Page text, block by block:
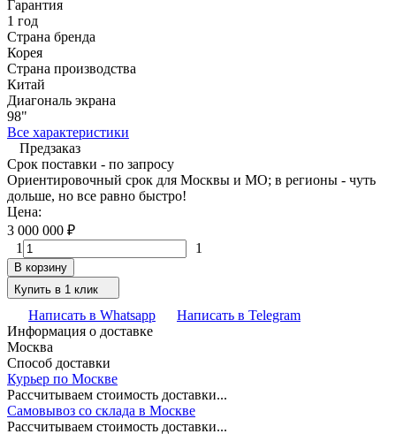
Гарантия
1 год
Страна бренда
Корея
Страна производства
Китай
Диагональ экрана
98"
Все характеристики
Предзаказ
Срок поставки - по запросу
Ориентировочный срок для Москвы и МО; в регионы - чуть
дольше, но все равно быстро!
Цена:
3 000 000 ₽
1
1
В корзину
Купить в 1 клик
Написать в Whatsapp
Написать в Telegram
Информация о доставке
Москва
Способ доставки
Курьер по Москве
Рассчитываем стоимость доставки...
Самовывоз со склада в Москве
Рассчитываем стоимость доставки...